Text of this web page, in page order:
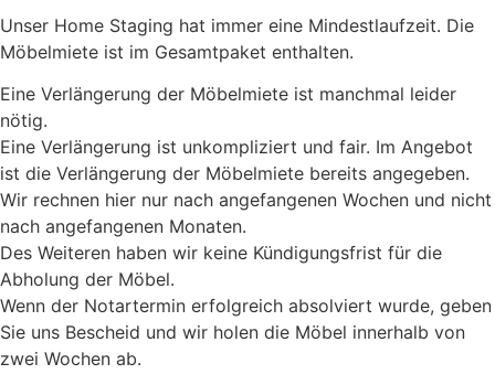
Unser Home Staging hat immer eine Mindestlaufzeit. Die
Möbelmiete ist im Gesamtpaket enthalten.
Eine Verlängerung der Möbelmiete ist manchmal leider
nötig.
Eine Verlängerung ist unkompliziert und fair. Im Angebot
ist die Verlängerung der Möbelmiete bereits angegeben.
Wir rechnen hier nur nach angefangenen Wochen und nicht
nach angefangenen Monaten.
Des Weiteren haben wir keine Kündigungsfrist für die
Abholung der Möbel.
Wenn der Notartermin erfolgreich absolviert wurde, geben
Sie uns Bescheid und wir holen die Möbel innerhalb von
zwei Wochen ab.